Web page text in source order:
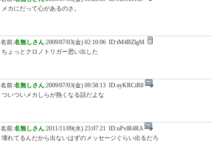
メカにだって心があるのさ。
名前:名無しさん:2009/07/03(金) 02:10:06 ID:tM4BZlgM
ちょっとクロノトリガー思い出した
名前:名無しさん:2009/07/03(金) 09:58:13 ID:ayKRCiR8
ついついメカしらが熱くなる話だよな
名前:名無しさん:2011/11/09(水) 23:07:21 ID:nPvlR4RA
壊れてるんだから出ないはずのメッセージぐらい出るだろ